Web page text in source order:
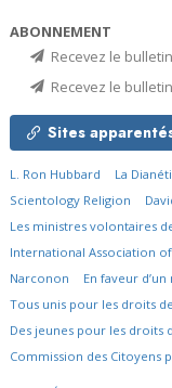
ABONNEMENT
Recevez le
Recevez le
Sites
L. Ron Hubbard La
Scientology Religion
Les ministres volontaires
International Association
Narconon
En faveur
Tous unis pour les droits
Des jeunes pour les droits
Commission des Citoyens